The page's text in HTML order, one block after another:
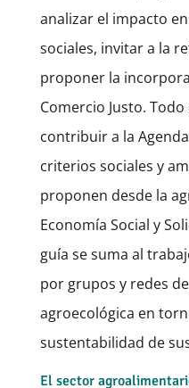
analizar el impacto
sociales, invitar a la
proponer la
Comercio Justo.
contribuir a la
criterios sociales y
proponen desde la
Economía Social y
guía se suma al
por grupos y redes
agroecológica en
sustentabilidad de
El sector